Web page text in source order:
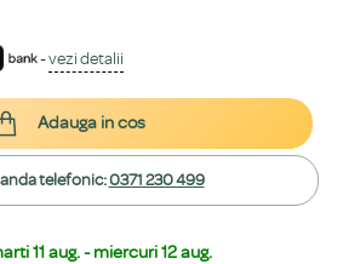
11 aug. - miercuri 12 aug.
-vezi detalii
Adauga in cos
telefonic:0371 230 499